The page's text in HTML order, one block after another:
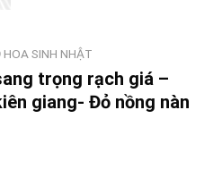
HOA SINH NHẬT
trọng rạch giá –
giang- Đỏ nồng nàn